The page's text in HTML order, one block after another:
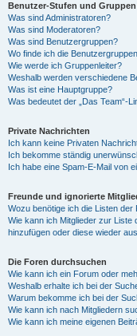
Benutzer-Stufen und Gruppen
Was sind Administratoren?
Was sind Moderatoren?
Was sind Benutzergruppen?
Wo finde ich die
Wie werde ich Gruppenleiter?
Weshalb werden verschiedene
Was ist eine Hauptgruppe?
Was bedeutet der „Das Team“-
Private Nachrichten
Ich kann keine Privaten
Ich bekomme ständig
Ich habe eine Spam-E-Mail von
Freunde und ignorierte
Wozu benötige ich die Listen
Wie kann ich Mitglieder zur Liste
hinzufügen oder diese wieder
Die Foren durchsuchen
Wie kann ich ein Forum oder
Weshalb erhalte ich bei der
Warum bekomme ich bei der
Wie kann ich nach Mitgliedern
Wie kann ich meine eigenen